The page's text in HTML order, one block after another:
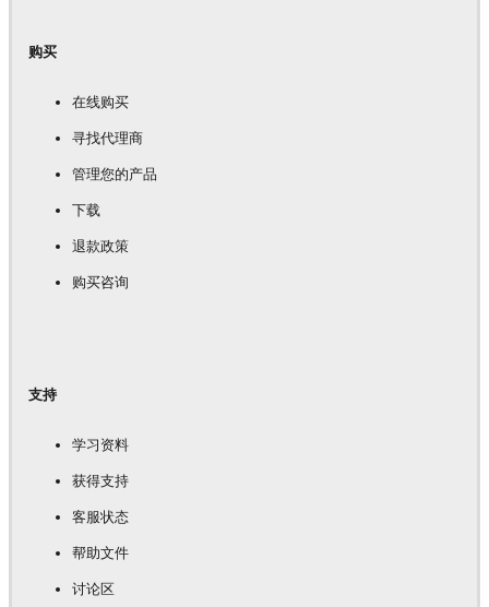
购买
在线购买
寻找代理商
管理您的产品
下载
退款政策
购买咨询
支持
学习资料
获得支持
客服状态
帮助文件
讨论区